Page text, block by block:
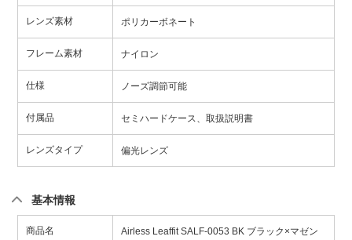
レンズ素材 ポリカーボネート
フレーム素材 ナイロン
仕様 ノーズ調節可能
付属品 セミハードケース、取扱説明書
レンズタイプ 偏光レンズ
基本情報
商品名
Airless Leaffit SALF-0053 BK ブラック×マゼン